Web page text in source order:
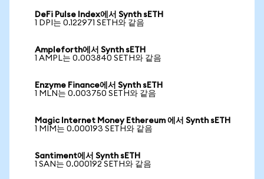
DeFi Pulse Index에서 Synth sETH
1 DPI는 0.122971 SETH와 같음
Ampleforth에서 Synth sETH
1 AMPL는 0.003840 SETH와 같음
Enzyme Finance에서 Synth sETH
1 MLN는 0.003750 SETH와 같음
Magic Internet Money Ethereum 에서 Synth sETH
1 MIM는 0.000193 SETH와 같음
Santiment에서 Synth sETH
1 SAN는 0.000192 SETH와 같음